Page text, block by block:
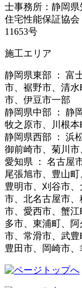
士事務所：静岡県
住宅性能保証協会
11653号
施工エリア
静岡県東部 ： 富
市、裾野市、清
市、伊豆市一部
静岡県中部 ： 静
牧之原市、川根本
静岡県西部 ： 浜
御前崎市、菊川市
愛知県 ： 名古屋
尾張旭市、豊山
豊明市、刈谷市
市、北名古屋市
市、愛西市、蟹
多市、東浦町、
市、常滑市、武豊
豊田市、岡崎市、